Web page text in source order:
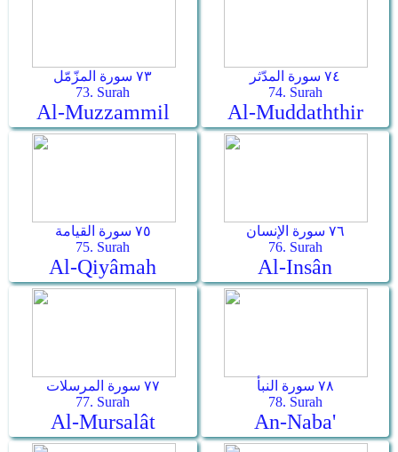
٧٣ سورة المزّمّل
73. Surah
Al-Muzzammil
٧٤ سورة المدّثر
74. Surah
Al-Muddaththir
٧٥ سورة القيامة
75. Surah
Al-Qiyâmah
٧٦ سورة الإنسان
76. Surah
Al-Insân
٧٧ سورة المرسلات
77. Surah
Al-Mursalât
٧٨ سورة النبأ
78. Surah
An-Naba'